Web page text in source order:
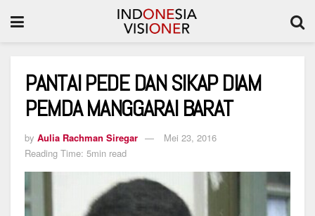
PANTAI PEDE DAN SIKAP DIAM
PEMDA MANGGARAI BARAT
by Aulia Rachman Siregar
Mei 23, 2016
Reading Time: 5min read